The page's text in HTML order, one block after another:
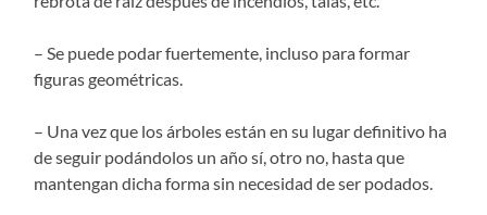
– Se puede podar fuertemente, incluso para formar
figuras geométricas.
– Una vez que los árboles están en su lugar definitivo ha
de seguir podándolos un año sí, otro no, hasta que
mantengan dicha forma sin necesidad de ser podados.